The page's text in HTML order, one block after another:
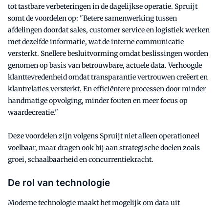
tot tastbare verbeteringen in de dagelijkse operatie. Spruijt
somt de voordelen op: "Betere samenwerking tussen
afdelingen doordat sales, customer service en logistiek werken
met dezelfde informatie, wat de interne communicatie
versterkt. Snellere besluitvorming omdat beslissingen worden
genomen op basis van betrouwbare, actuele data. Verhoogde
klanttevredenheid omdat transparantie vertrouwen creëert en
klantrelaties versterkt. En efficiëntere processen door minder
handmatige opvolging, minder fouten en meer focus op
waardecreatie."
Deze voordelen zijn volgens Spruijt niet alleen operationeel
voelbaar, maar dragen ook bij aan strategische doelen zoals
groei, schaalbaarheid en concurrentiekracht.
De rol van technologie
Moderne technologie maakt het mogelijk om data uit